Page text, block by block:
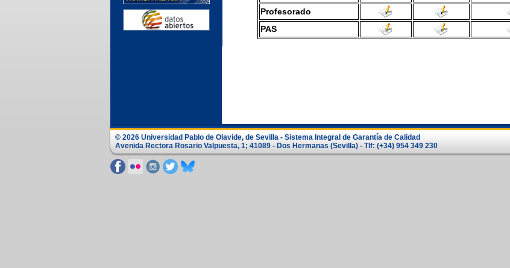
Profesorado
PAS
© 2026 Universidad Pablo de Olavide, de Sevilla - Sistema Integral de Garantía de Calidad
Avenida Rectora Rosario Valpuesta, 1; 41089 - Dos Hermanas (Sevilla) - Tlf: (+34) 954 349 230